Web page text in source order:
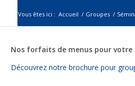
Vous êtes ici : Accueil / Groupes /
Nos forfaits de menus pour votre
Découvrez notre brochure pour